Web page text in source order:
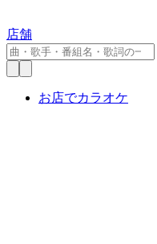
店舗
お店でカラオケ